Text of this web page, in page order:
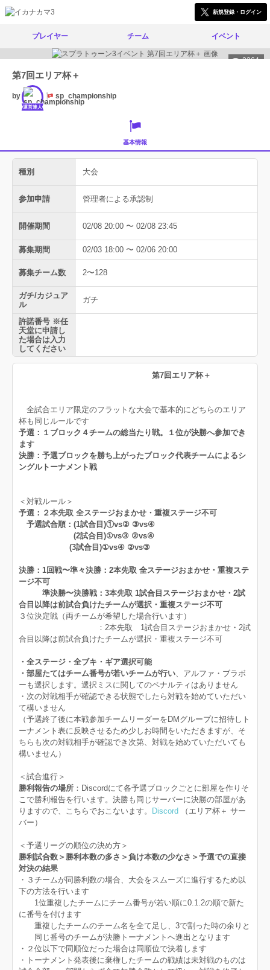
新規登録・ログイン
プレイヤー チーム イベント
2264
第7回エリア杯＋
by
運営達人
sp_championship
基本情報
種別 大会
参加申請 管理者による承認制
開催期間 02/08 20:00 〜 02/08 23:45
募集期間 02/03 18:00 〜 02/06 20:00
募集チーム数 2〜128
ガチ/カジュア
ル
ガチ
許諾番号 ※任
天堂に申請し
た場合は入力
してください
第7回エリア杯＋
全試合エリア限定のフラットな大会で基本的にどちらのエリア
杯も同じルールです
予選：１ブロック４チームの総当たり戦。１位が決勝へ参加でき
ます
決勝：予選ブロックを勝ち上がったブロック代表チームによるシ
ングルトーナメント戦
＜対戦ルール＞
予選：２本先取 全ステージおまかせ・重複ステージ不可
予選試合順：(1試合目)①vs② ③vs④
(2試合目)①vs③ ②vs④
(3試合目)①vs④ ②vs③
決勝：1回戦〜準々決勝：2本先取 全ステージおまかせ・重複ステ
ージ不可
準決勝〜決勝戦：3本先取 1試合目ステージおまかせ・2試
合目以降は前試合負けたチームが選択・重複ステージ不可
３位決定戦（両チームが希望した場合行います）
：2本先取 1試合目ステージおまかせ・2試
合目以降は前試合負けたチームが選択・重複ステージ不可
・全ステージ・全ブキ・ギア選択可能
・部屋たてはチーム番号が若いチームが行い 、アルファ・ブラボ
ーも選択します。選択ミスに関してのペナルティはありません
・次の対戦相手が確認できる状態でしたら対戦を始めていただい
て構いません
（予選終了後に本戦参加チームリーダーをDMグループに招待しト
ーナメント表に反映させるため少しお時間をいただきますが、そ
ちらも次の対戦相手が確認でき次第、対戦を始めていただいても
構いません）
＜試合進行＞
勝利報告の場所 ：Discordにて各予選ブロックごとに部屋を作りそ
こで勝利報告を行います。決勝も同じサーバーに決勝の部屋があ
りますので、こちらでおこないます。
Discord （エリア杯＋ サー
バー）
＜予選リーグの順位の決め方＞
勝利試合数＞勝利本数の多さ＞負け本数の少なさ＞予選での直接
対決の結果
・３チームが同勝利数の場合、大会をスムーズに進行するため以
下の方法を行います
1位重複したチームにチーム番号が若い順に0.1.2の順で新た
に番号を付けます
重複したチームのチーム名を全て足し、3で割った時の余りと
同じ番号のチームが決勝トーナメントへ進出となります
・２位以下で同順位だった場合は同順位で決着します
・トーナメント発表後に棄権したチームの戦績は未対戦のものは